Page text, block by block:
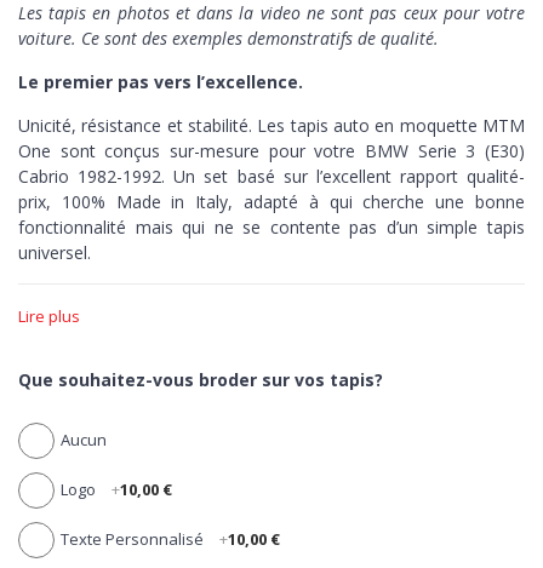
Les tapis en photos et dans la video ne sont pas ceux pour votre
voiture. Ce sont des exemples demonstratifs de qualité.
Le premier pas vers l’excellence.
Unicité, résistance et stabilité. Les tapis auto en moquette MTM
One sont conçus sur-mesure pour votre BMW Serie 3 (E30)
Cabrio 1982-1992. Un set basé sur l’excellent rapport qualité-
prix, 100% Made in Italy,adapté à qui cherche une bonne
fonctionnalité mais qui ne se contente pas d’un simple tapis
universel.
capable de découper au millimètre-près la moquette de chacun
précision maximale.
sujette à l’usure, tous les tapis en moquette MTM One sont
réalisés en velours aiguilleté 100% polypropylène, élastique,
compacte et ultra-résistant.
Stabilité >Les tapis One ont
antidérapante. Des tapis fermes et robustes, jusqu’au dernier
Lire plus
Que souhaitez-vous broder sur vos tapis?
Aucun
Logo +10,00 €
Texte Personnalisé +10,00 €